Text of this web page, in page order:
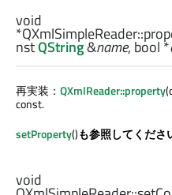
void
*QXmlSimpleReader::
nstQString&name, bool*
再実装： QXmlReader::property
const.
setProperty()も参照してくださ
void